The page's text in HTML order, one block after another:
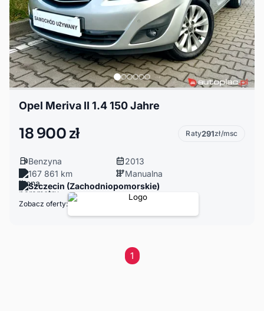
Opel Meriva II 1.4 150 Jahre
18 900 zł Raty291zł/msc
Benzyna
2013
167 861 km
Manualna
Szczecin (Zachodniopomorskie)
Zobacz oferty:
1